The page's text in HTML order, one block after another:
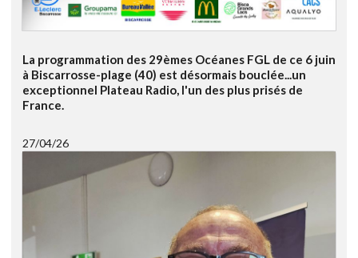
La programmation des 29èmes Océanes FGL de ce 6 juin
à Biscarrosse-plage (40) est désormais bouclée...un
exceptionnel Plateau Radio, l'un des plus prisés de
France.
27/04/26